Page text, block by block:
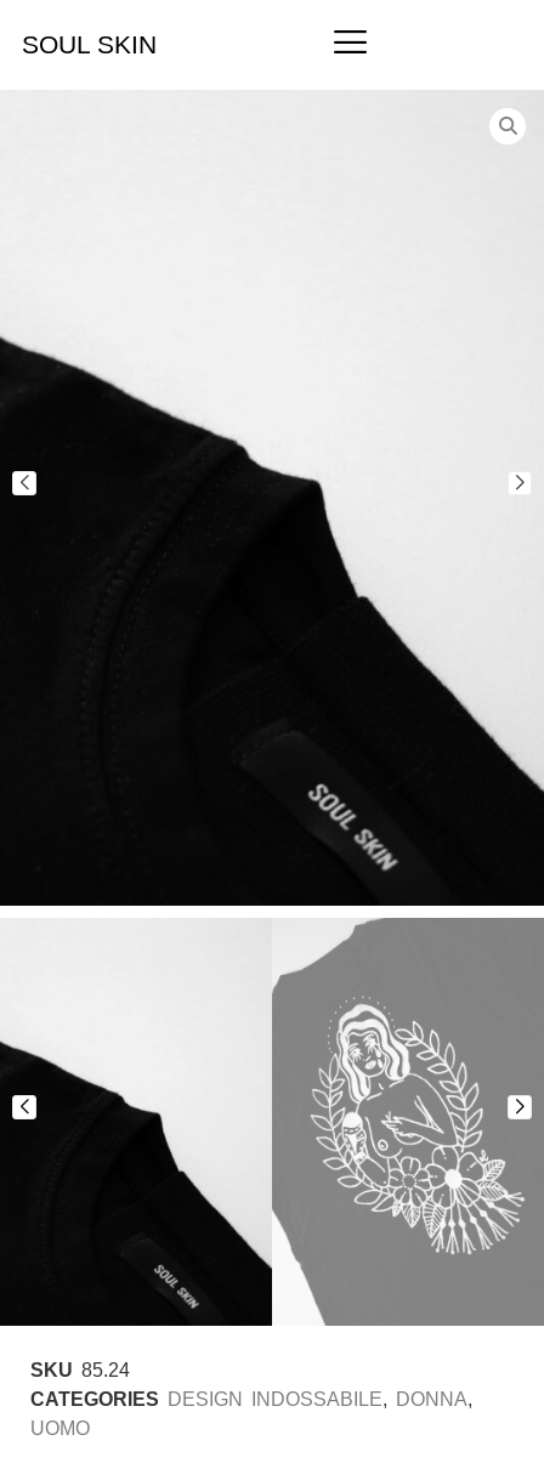
SOUL SKIN
SKU 85.24
CATEGORIES DESIGN INDOSSABILE, DONNA,
UOMO